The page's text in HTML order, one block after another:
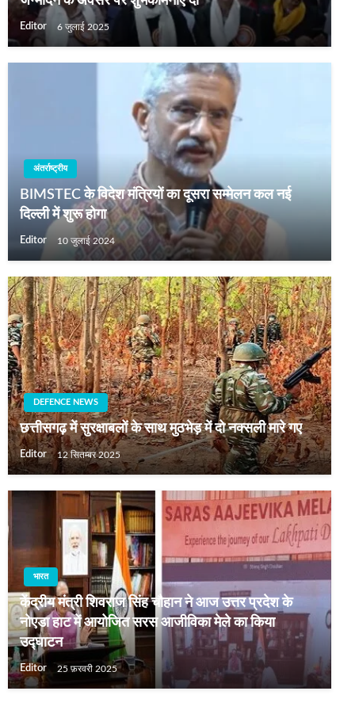
Editor 6 जुलाई 2025
अंतर्राष्ट्रीय
BIMSTEC के विदेश मंत्रियों का दूसरा सम्मेलन कल नई
दिल्ली में शुरू होगा
Editor 10 जुलाई 2024
DEFENCE NEWS
छत्तीसगढ़ में सुरक्षाबलों के साथ मुठभेड़ में दो नक्‍सली मारे गए
Editor 12 सितम्बर 2025
भारत
केंद्रीय मंत्री शिवराज सिंह चौहान ने आज उत्तर प्रदेश के
नोएडा हाट में आयोजित सरस आजीविका मेले का किया
उद्घाटन
Editor 25 फ़रवरी 2025